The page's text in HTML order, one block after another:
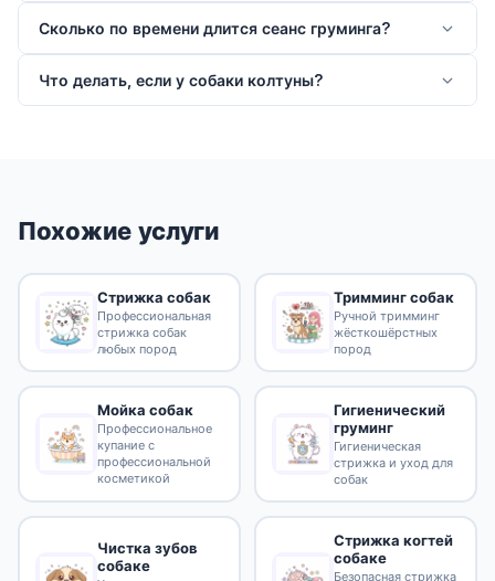
Сколько по времени длится сеанс груминга?
Что делать, если у собаки колтуны?
Похожие услуги
Стрижка собак
Профессиональная
стрижка собак
любых пород
Тримминг собак
Ручной тримминг
жёсткошёрстных
пород
Мойка собак
Профессиональное
купание с
профессиональной
косметикой
Гигиенический
груминг
Гигиеническая
стрижка и уход для
собак
Чистка зубов
собаке
Стрижка когтей
собаке
Безопасная стрижка